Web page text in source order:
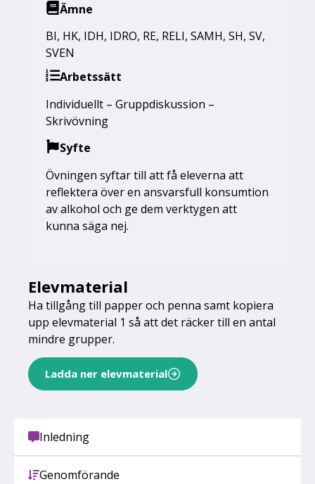
Inledning
Genomförande
Ämne
BI, HK, IDH, IDRO, RE, RELI, SAMH, SH, SV,
SVEN
Arbetssätt
Individuellt – Gruppdiskussion –
Skrivövning
Syfte
Övningen syftar till att få eleverna att
reflektera över en ansvarsfull konsumtion
av alkohol och ge dem verktygen att
kunna säga nej.
Elevmaterial
Ha tillgång till papper och penna samt kopiera
upp elevmaterial 1 så att det räcker till en antal
mindre grupper.
Ladda ner elevmaterial